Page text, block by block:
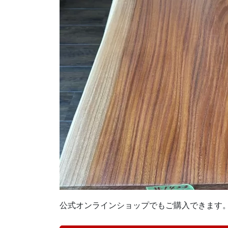
公式オンラインショップでもご購入できます